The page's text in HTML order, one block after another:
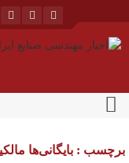
برچسب : بایگانی‌ها